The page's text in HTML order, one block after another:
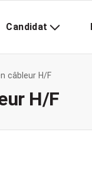
Candidat
câbleur H/F
H/F